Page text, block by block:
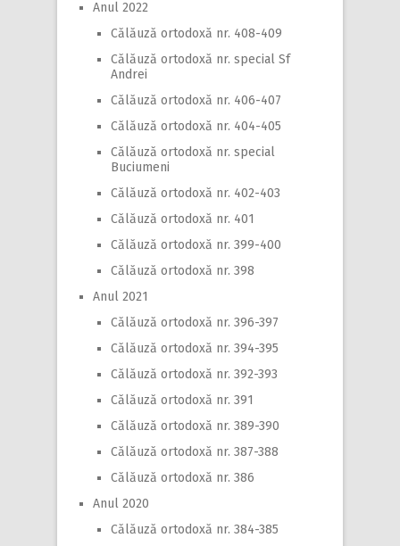
Anul 2022
Călăuză ortodoxă nr. 408-409
Călăuză ortodoxă nr. special Sf
Andrei
Călăuză ortodoxă nr. 406-407
Călăuză ortodoxă nr. 404-405
Călăuză ortodoxă nr. special
Buciumeni
Călăuză ortodoxă nr. 402-403
Călăuză ortodoxă nr. 401
Călăuză ortodoxă nr. 399-400
Călăuză ortodoxă nr. 398
Anul 2021
Călăuză ortodoxă nr. 396-397
Călăuză ortodoxă nr. 394-395
Călăuză ortodoxă nr. 392-393
Călăuză ortodoxă nr. 391
Călăuză ortodoxă nr. 389-390
Călăuză ortodoxă nr. 387-388
Călăuză ortodoxă nr. 386
Anul 2020
Călăuză ortodoxă nr. 384-385